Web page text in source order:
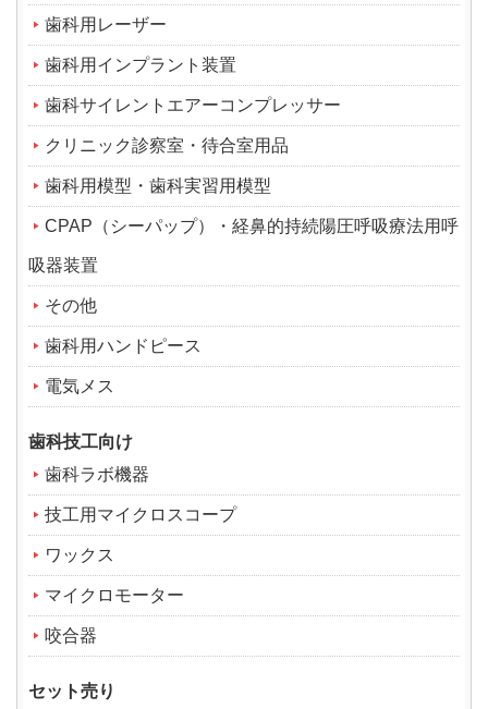
歯科用レーザー
歯科用インプラント装置
歯科サイレントエアーコンプレッサー
クリニック診察室・待合室用品
歯科用模型・歯科実習用模型
CPAP（シーパップ）・経鼻的持続陽圧呼吸療法用呼
吸器装置
その他
歯科用ハンドピース
電気メス
歯科技工向け
歯科ラボ機器
技工用マイクロスコープ
ワックス
マイクロモーター
咬合器
セット売り